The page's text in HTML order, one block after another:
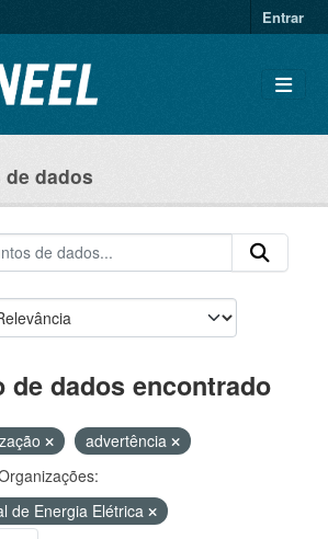
Entrar
dados
de dados encontrado
advertência
de Energia Elétrica